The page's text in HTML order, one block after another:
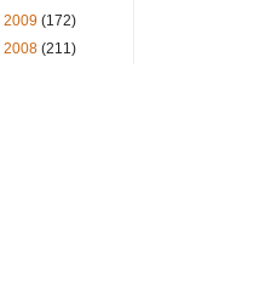
2009 (172)
2008 (211)